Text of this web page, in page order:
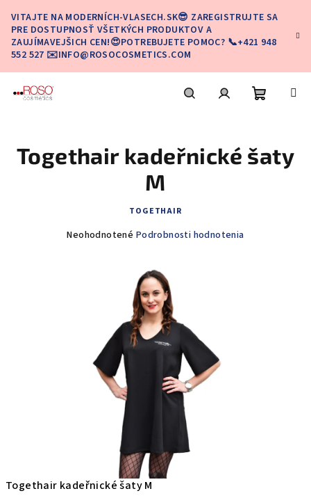
obsah
VITAJTE NA MODERNÍCH-VLASECH.SK😎 ZAREGISTRUJTE SA
PRE DOSTUPNOSŤ VŠETKÝCH PRODUKTOV A
ZAUJÍMAVEJŠICH CEN!😍POTREBUJETE POMOC? 📞+421 948
552 527 ✉️INFO@ROSOCOSMETICS.COM
košík
Togethair kadeřnické šaty M
Togethair kadeřnické šaty
M
TOGETHAIR
Priemerné
hviezdičiek.
Neohodnotené Podrobnosti hodnotenia